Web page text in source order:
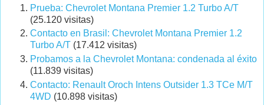
Prueba: Chevrolet Montana Premier 1.2 Turbo A/T
(25.120 visitas)
Contacto en Brasil: Chevrolet Montana Premier 1.2
Turbo A/T (17.412 visitas)
Probamos a la Chevrolet Montana: condenada al éxito
(11.839 visitas)
Contacto: Renault Oroch Intens Outsider 1.3 TCe M/T
4WD (10.898 visitas)